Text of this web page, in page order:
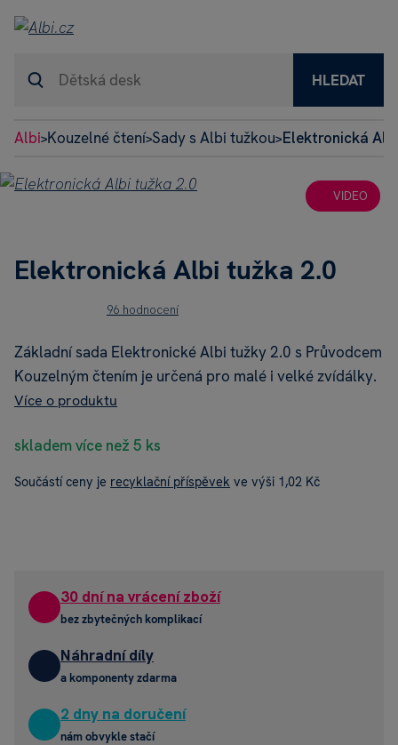
HLEDAT
Albi>Kouzelné čtení>Sady s Albi tužkou>Elektronická
VIDEO
Elektronická Albi tužka 2.0
96 hodnocení
Základní sada Elektronické Albi tužky 2.0 s Průvodcem
Kouzelným čtením je určená pro malé i velké zvídálky.
Více o produktu
skladem více než 5 ks
Součástí ceny je recyklační příspěvek ve výši 1,02 Kč
30 dní na vrácení zboží
bez zbytečných komplikací
Náhradní díly
a komponenty zdarma
2 dny na doručení
nám obvykle stačí